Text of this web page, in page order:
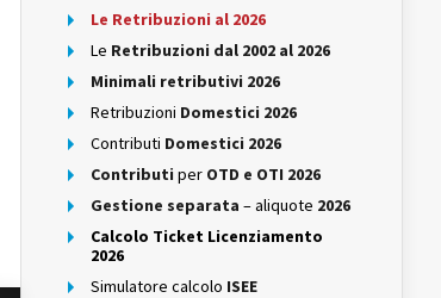
Le Retribuzioni al 2026
Le Retribuzioni dal 2002 al 2026
Minimali retributivi 2026
Retribuzioni Domestici 2026
Contributi Domestici 2026
Contributi per OTD e OTI 2026
Gestione separata – aliquote 2026
Calcolo Ticket Licenziamento
2026
Simulatore calcolo ISEE